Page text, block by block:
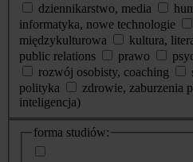
dziennikarstwo, media
informatyka, nowe technologie
międzykulturowa
kultura,
public relations
prawo
rozwój osobisty, coaching
polityka
zdrowie, zaburzenia
inteligencja)
dodatkowe
informacje
forma studiów: